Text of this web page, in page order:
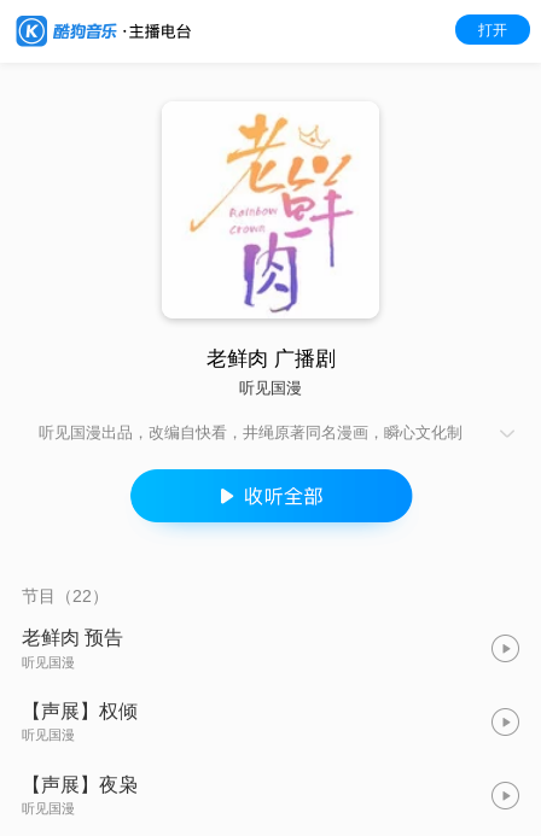
打开
老鲜肉 广播剧
听见国漫
听见国漫出品，改编自快看，井绳原著同名漫画，瞬心文化制
难太子与纯情洋匪上演一场跨越身份的甜蜜爱恋！ ◆简介◆ 万禧
国的三皇子权倾是全民追捧的国民偶像，也是整个家族的眼中
钉。毫无心机与野心的权倾在26岁那年就被二哥权释陷害入狱，
他…… ◆企划组◆ 出品人：赵倩、陈安妮 平台监制：刘青艳、
家书、若尘 制作人：十一 ◆制作组◆ 导演：伤洛 统筹：绵绵 协
助：乔乔 编剧：乌鸦 后期：天啦噜 录音师：妖怪 原创音乐制
作：乐馨音乐 ◆配音组◆ 权倾：瀚墨@瀚墨Locked 夜枭（巫落
虹）：小红@我是倔强的小红红 唐江：马语非 权厉：魏一凡 权
东 参与演员：四喜、曹一茜、龙十三、朔小兔、夜叉、万纯、李
嘉祥、李冠辰、余昌宇、拾酒、舒小耗纸等 ◆主题曲◆ 演唱
施锐/徐一@乐馨音乐 编曲Arrangement:洪施锐@乐馨音乐 制作
人Producer:徐一@乐馨音乐 混音、母带Mixing、Mastering
节目（22）
老鲜肉 预告
听见国漫
【声展】权倾
听见国漫
【声展】夜枭
听见国漫